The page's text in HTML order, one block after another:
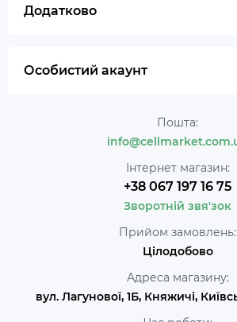
Додатково
Особистий акаунт
Пошта:
Інтернет магазин:
+38 067 197 16 75
Зворотній звя'зок
Прийом замовлень:
Цілодобово
Адреса магазину:
вул. Лагунової, 1Б, Княжичі,